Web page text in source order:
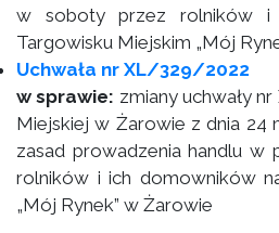
w soboty przez rolników i
Targowisku Miejskim „Mój
Uchwała nr XL/329/2022
w sprawie: zmiany uchwały
Miejskiej w Żarowie z dnia 24
zasad prowadzenia handlu
rolników i ich domowników
„Mój Rynek” w Żarowie